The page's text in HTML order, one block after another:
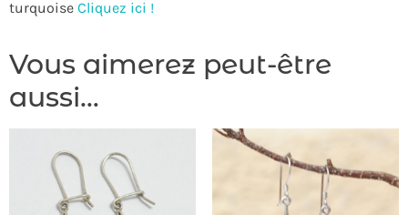
turquoise Cliquez ici !
Vous aimerez peut-être
aussi…